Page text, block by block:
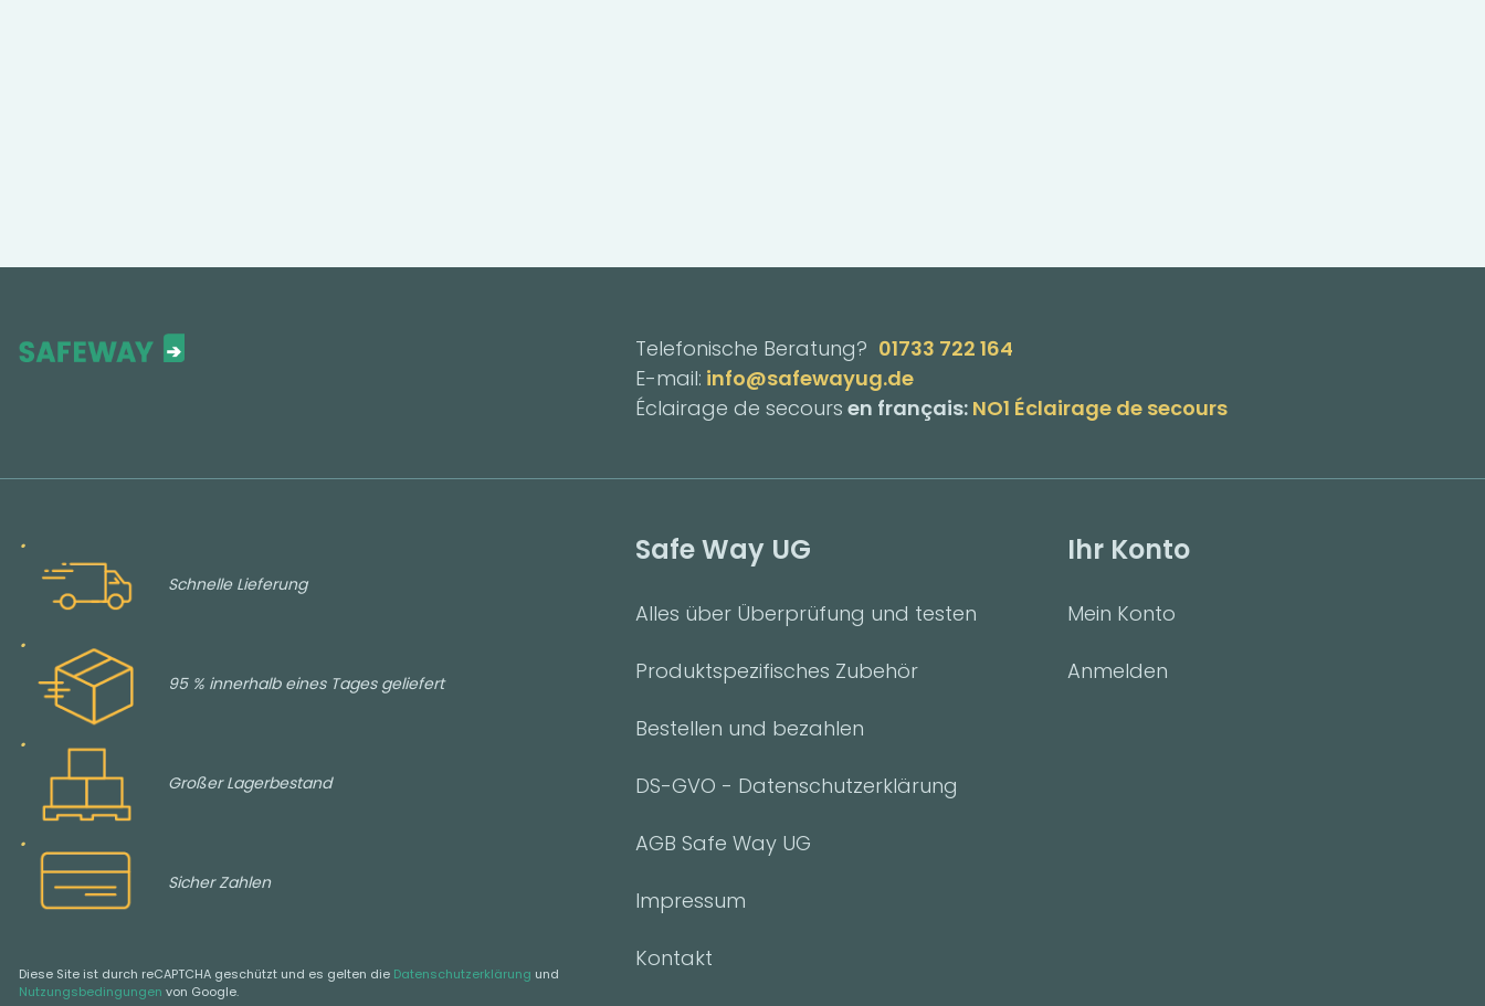
Telefonische Beratung? 01733 722 164
E-mail: info@safewayug.de
Éclairage de secours en français: NO1 Éclairage de secours
Schnelle Lieferung
95 % innerhalb eines Tages geliefert
Großer Lagerbestand
Sicher Zahlen
Diese Site ist durch reCAPTCHA geschützt und es gelten die Datenschutzerklärung und
Nutzungsbedingungen von Google.
Safe Way UG
Alles über Überprüfung und testen
Produktspezifisches Zubehör
Bestellen und bezahlen
DS-GVO - Datenschutzerklärung
AGB Safe Way UG
Impressum
Kontakt
Ihr Konto
Mein Konto
Anmelden